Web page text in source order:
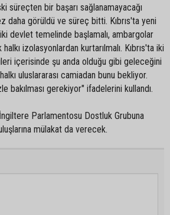
süreçten bir başarı sağlanamayacağı
daha görüldü ve süreç bitti. Kıbrıs'ta yeni
devlet temelinde başlamalı, ambargolar
halkı izolasyonlardan kurtarılmalı. Kıbrıs'ta iki
içerisinde şu anda olduğu gibi geleceğini
uluslararası camiadan bunu bekliyor.
bakılması gerekiyor" ifadelerini kullandı.
Parlamentosu Dostluk Grubuna
mülakat da verecek.